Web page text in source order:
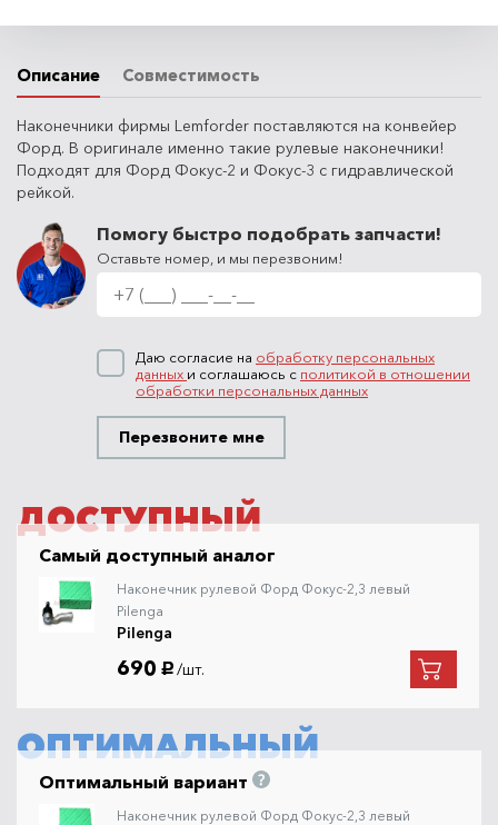
Описание Совместимость
Наконечники фирмы Lemforder поставляются на конвейер
Форд. В оригинале именно такие рулевые наконечники!
Подходят для Форд Фокус-2 и Фокус-3 с гидравлической
рейкой.
Помогу быстро подобрать запчасти!
Оставьте номер, и мы перезвоним!
Даю согласие на обработку персональных
данных и соглашаюсь с политикой в отношении
обработки персональных данных
Перезвоните мне
ДОСТУПНЫЙ
Самый доступный аналог
Наконечник рулевой Форд Фокус-2,3 левый
Pilenga
Pilenga
690 руб. /шт.
ОПТИМАЛЬНЫЙ
Оптимальный вариант
Наконечник рулевой Форд Фокус-2,3 левый